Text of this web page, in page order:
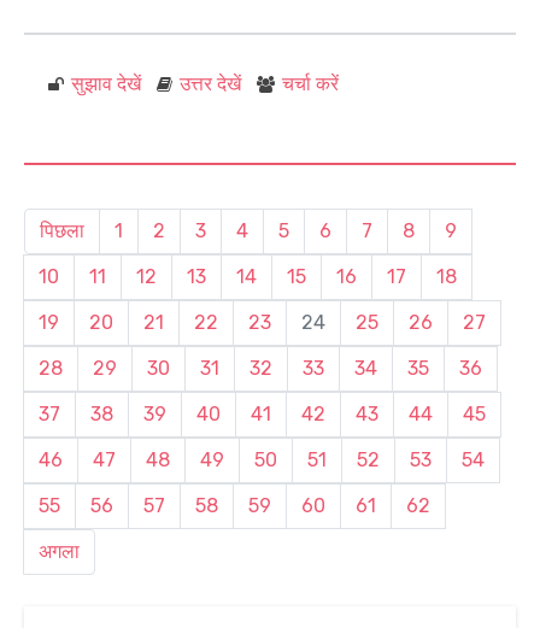
सुझाव देखें उत्तर देखें चर्चा करें
पिछला 1 2 3 4 5 6 7 8
9
10
11 12 13 14 15 16 17
18
19
20 21 22 23 24 25 26
27
28
29 30 31 32 33 34 35
36
37
38 39 40 41 42 43 44
45
46
47 48 49 50 51 52 53
54
55
56 57 58 59 60 61
62
अगला